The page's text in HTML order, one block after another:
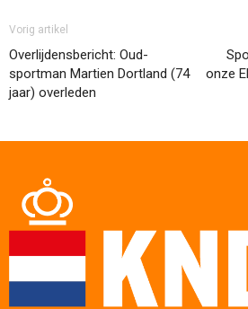
Vorig artikel
Overlijdensbericht: Oud-
sportman Martien Dortland (74
jaar) overleden
onze